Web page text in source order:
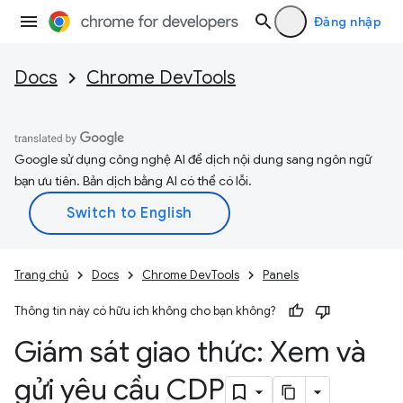
Đăng nhập
Docs Chrome DevTools
Google sử dụng công nghệ AI để dịch nội dung sang ngôn ngữ
bạn ưu tiên. Bản dịch bằng AI có thể có lỗi.
Trang chủ Docs Chrome DevTools Panels
Thông tin này có hữu ích không cho bạn không?
Giám sát giao thức: Xem và
gửi yêu cầu CDP